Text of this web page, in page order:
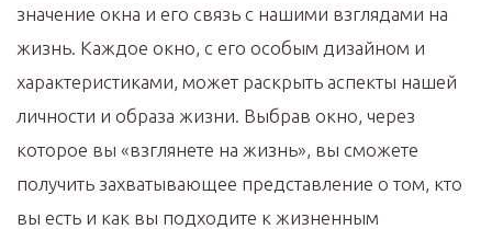
значение окна и его связь с нашими взглядами на
жизнь. Каждое окно, с его особым дизайном и
характеристиками, может раскрыть аспекты нашей
личности и образа жизни. Выбрав окно, через
которое вы «взглянете на жизнь», вы сможете
получить захватывающее представление о том, кто
вы есть и как вы подходите к жизненным